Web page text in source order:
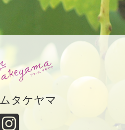
タケヤマ